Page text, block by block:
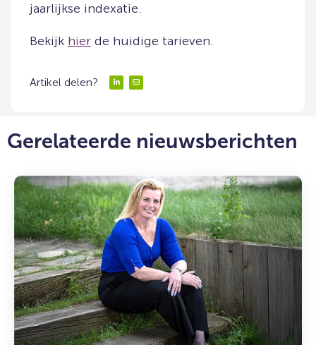
jaarlijkse indexatie.
Bekijk hier de huidige tarieven.
Artikel delen?
DelenDelen
Gerelateerde nieuwsberichten
Lees
meer
over:
Ruimte
voor
een
normaal
leven,
ook
in